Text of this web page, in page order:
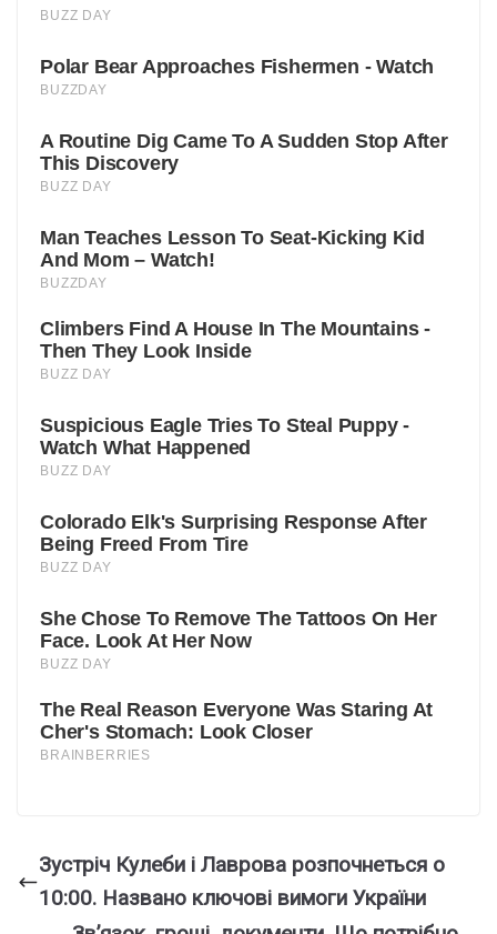
Зустріч Кулеби і Лаврова розпочнеться о
10:00. Названо ключові вимоги України